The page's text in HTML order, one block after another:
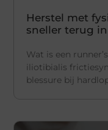
Herstel met
sneller terug
Wat is een
iliotibialis
blessure bij